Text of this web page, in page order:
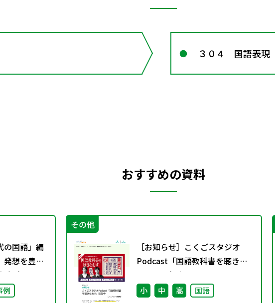
３０４ 国語表現
おすすめの資料
の国語」編
発想を豊か
２）
例
その他
［お知らせ］こくごスタジオ
Podcast「国語教科書を聴きな
おす」配信中
小 中 高 国語